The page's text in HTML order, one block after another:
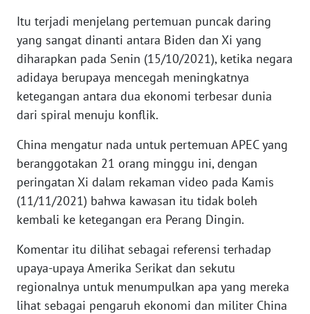
Itu terjadi menjelang pertemuan puncak daring
yang sangat dinanti antara Biden dan Xi yang
diharapkan pada Senin (15/10/2021), ketika negara
adidaya berupaya mencegah meningkatnya
ketegangan antara dua ekonomi terbesar dunia
dari spiral menuju konflik.
China mengatur nada untuk pertemuan APEC yang
beranggotakan 21 orang minggu ini, dengan
peringatan Xi dalam rekaman video pada Kamis
(11/11/2021) bahwa kawasan itu tidak boleh
kembali ke ketegangan era Perang Dingin.
Komentar itu dilihat sebagai referensi terhadap
upaya-upaya Amerika Serikat dan sekutu
regionalnya untuk menumpulkan apa yang mereka
lihat sebagai pengaruh ekonomi dan militer China
WN
WN
BABEL
WN
SUMBAR
WN
SUMSEL
WN
WN
LAMPUNG